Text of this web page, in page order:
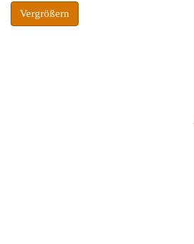
Vergrößern